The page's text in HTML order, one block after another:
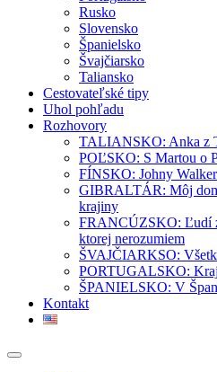
Rusko
Slovensko
Španielsko
Švajčiarsko
Taliansko
Cestovateľské tipy
Uhol pohľadu
Rozhovory
TALIANSKO: Anka z
POĽSKO: S Martou o
FÍNSKO: Johny
GIBRALTÁR: Môj
krajiny
FRANCÚZSKO: Ľudí
ktorej nerozumiem
ŠVAJČIARKSO:
PORTUGALSKO:
ŠPANIELSKO: V
Kontakt